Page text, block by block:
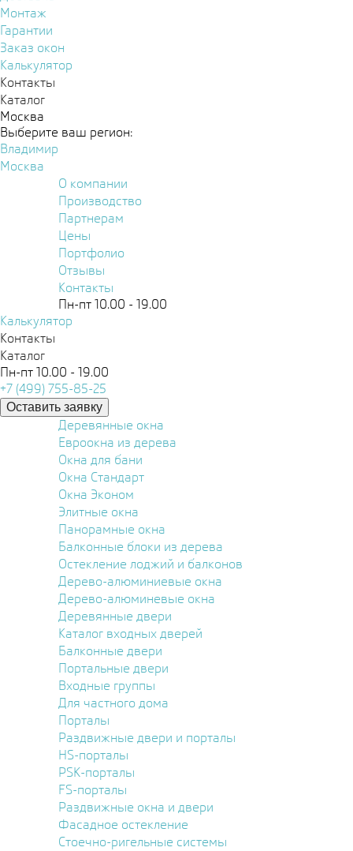
Монтаж
Гарантии
Заказ окон
Калькулятор
Контакты
Каталог
Москва
Выберите ваш регион:
Владимир
Москва
О компании
Производство
Партнерам
Цены
Портфолио
Отзывы
Контакты
Пн-пт 10.00 - 19.00
Калькулятор
Контакты
Каталог
Пн-пт 10.00 - 19.00
+7 (499) 755-85-25
Оставить заявку
Деревянные окна
Евроокна из дерева
Окна для бани
Окна Стандарт
Окна Эконом
Элитные окна
Панорамные окна
Балконные блоки из дерева
Остекление лоджий и балконов
Дерево-алюминиевые окна
Дерево-алюминевые окна
Деревянные двери
Каталог входных дверей
Балконные двери
Портальные двери
Входные группы
Для частного дома
Порталы
Раздвижные двери и порталы
HS-порталы
PSK-порталы
FS-порталы
Раздвижные окна и двери
Фасадное остекление
Стоечно-ригельные системы